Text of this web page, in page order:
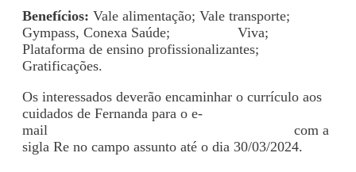
Benefícios: Vale alimentação; Vale transporte;
Gympass, Conexa Saúde;
Viva;
Plataforma de ensino profissionalizantes;
Gratificações.
Os interessados deverão encaminhar o currículo aos
cuidados de Fernanda para o e-
mail
com a
sigla Re no campo assunto até o dia 30/03/2024.